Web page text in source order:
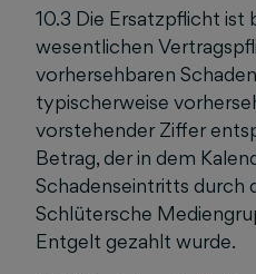
10.3 Die Ersatzpflicht ist
wesentlichen
vorhersehbaren
typischerweise
vorstehender Ziffer
Betrag, der in dem
Schadenseintritts durch
Schlütersche
Entgelt gezahlt wurde.